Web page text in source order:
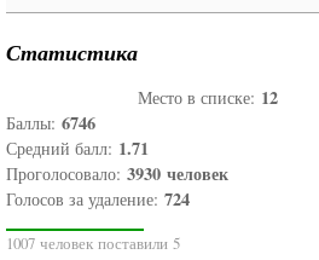
Статистика
Место в списке: 12
Баллы: 6746
Средний балл: 1.71
Проголосовало: 3930 человек
Голосов за удаление: 724
1007 человек поставили 5